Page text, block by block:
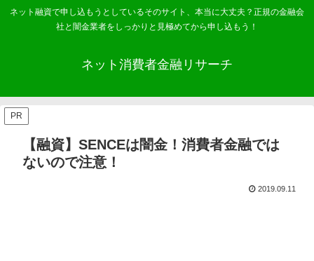
ネット融資で申し込もうとしているそのサイト、本当に大丈夫？正規の金融会
社と闇金業者をしっかりと見極めてから申し込もう！
ネット消費者金融リサーチ
PR
【融資】SENCEは闇金！消費者金融では
ないので注意！
2019.09.11